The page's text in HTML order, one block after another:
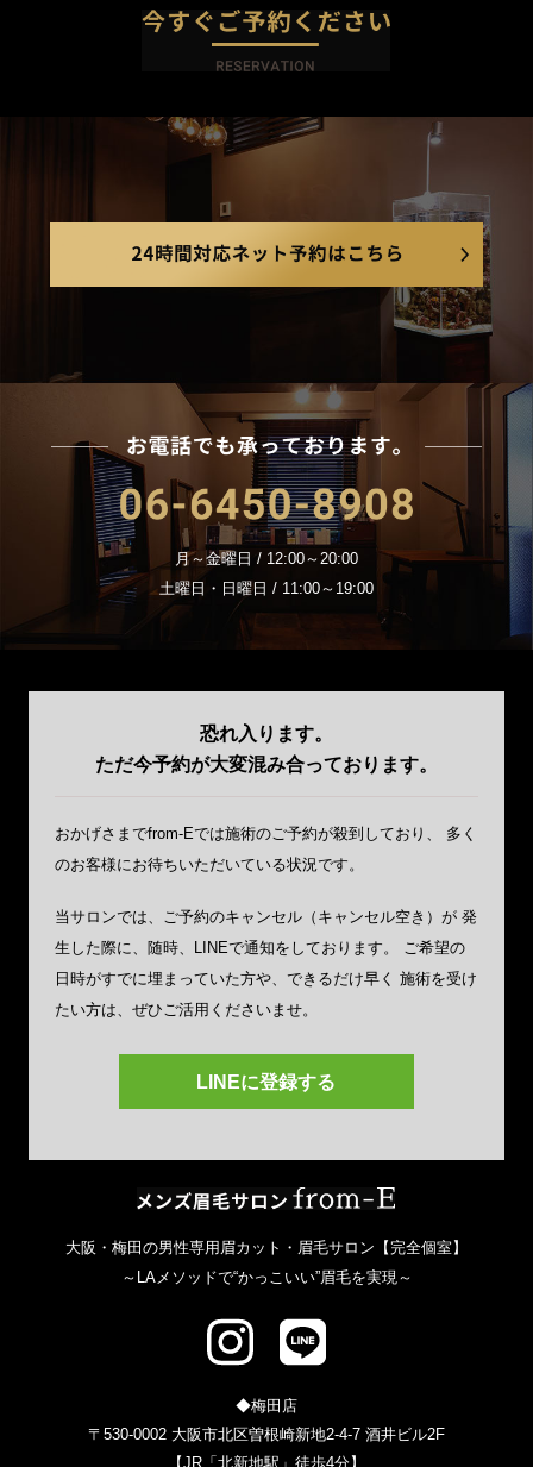
24時
06-6450-8908
月～金曜日 / 12:00～20:00
土曜日・日曜日 / 11:00～19:00
恐れ入ります。
ただ今予約が大変混み合っております。
おかげさまでfrom-Eでは施術のご予約が殺到しており、
多く
のお客様にお待ちいただいている状況です。
当サロンでは、ご予約のキャンセル（キャンセル空き）が 発
生した際に、随時、LINEで通知をしております。
ご希望の
日時がすでに埋まっていた方や、できるだけ早く 施術を受け
たい方は、ぜひご活用くださいませ。
LINEに登録する
大阪・梅田の男性専用眉カット・眉毛サロン【完全個室】
～LAメソッドで“かっこいい”眉毛を実現～
◆梅田店
〒530-0002 大阪市北区曽根崎新地2-4-7 酒井ビル2F
【JR「北新地駅」徒歩4分】